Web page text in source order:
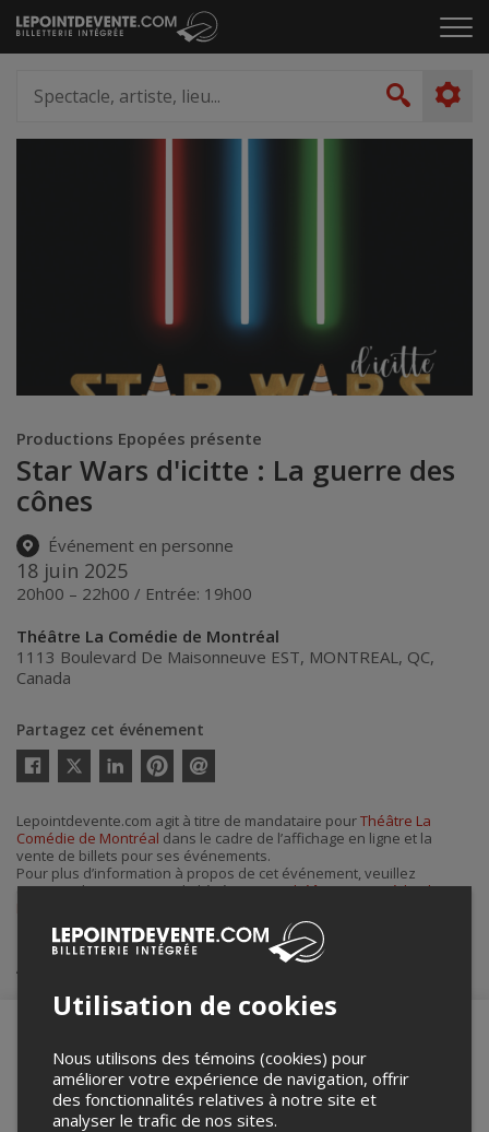
Passer
au
le
artiste,
lieu...
Productions Epopées présente
Star Wars d'icitte : La guerre des
cônes
Événement en personne
18 juin 2025
20h00 – 22h00 / Entrée: 19h00
Théâtre La Comédie de Montréal
1113 Boulevard De Maisonneuve EST, MONTREAL, QC,
Canada
Partagez cet événement
Twitter
courriel
Lepointdevente.com agit à titre de mandataire pourThéâtre La
Comédie de Montréal dans le cadre de l’affichage en ligne et la
vente de billets pour ses événements.
Pour plus d’information à propos de cet événement, veuillez
contacter l’organisateur de l’événement,Théâtre La Comédie de
Achat de billets
Merci de confirmer que vous n'êtes pas un
robot ci-bas.
Utilisation de cookies
Nous utilisons des témoins (cookies) pour
améliorer votre expérience de navigation, offrir
des fonctionnalités relatives à notre site et
analyser le trafic de nos sites.